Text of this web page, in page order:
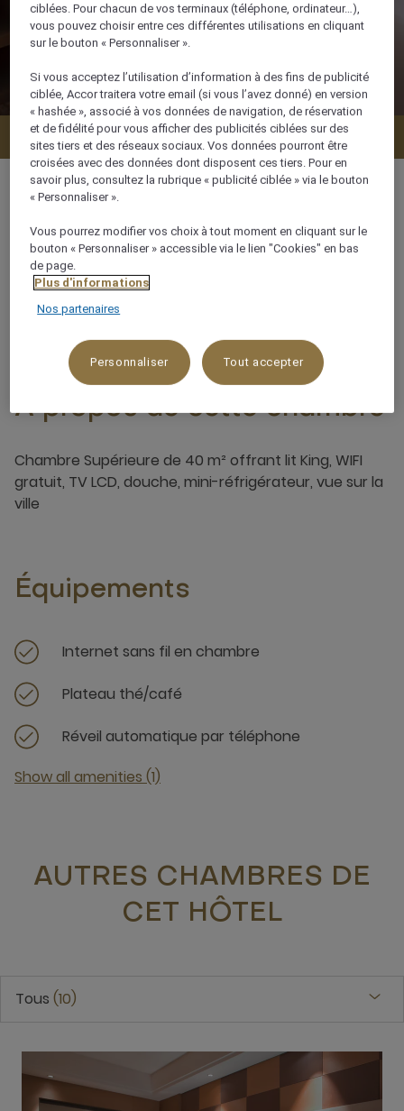
Vérifier la disponibilité
40 m²
3 x
À propos de cette chambre
Chambre Supérieure de 40 m² offrant lit King, WIFI
gratuit, TV LCD, douche, mini-réfrigérateur, vue sur la
ville
Équipements
Internet sans fil en chambre
Plateau thé/café
Réveil automatique par téléphone
Show all amenities (1)
AUTRES CHAMBRES DE
CET HÔTEL
Tous 10
ciblées. Pour chacun de vos terminaux (téléphone, ordinateur…),
vous pouvez choisir entre ces différentes utilisations en cliquant
sur le bouton « Personnaliser ».
Si vous acceptez l’utilisation d’information à des fins de publicité
ciblée, Accor traitera votre email (si vous l’avez donné) en version
« hashée », associé à vos données de navigation, de réservation
et de fidélité pour vous afficher des publicités ciblées sur des
sites tiers et des réseaux sociaux. Vos données pourront être
croisées avec des données dont disposent ces tiers. Pour en
savoir plus, consultez la rubrique « publicité ciblée » via le bouton
« Personnaliser ».
Vous pourrez modifier vos choix à tout moment en cliquant sur le
bouton « Personnaliser » accessible via le lien "Cookies" en bas
de page.
Plus d'informations
Nos partenaires
Personnaliser Tout accepter